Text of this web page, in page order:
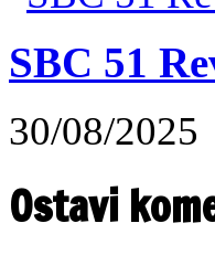
SBC 51
30/08/2025
Ostavi